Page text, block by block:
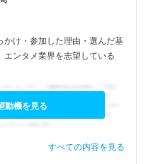
かけ・参加した理由・選んだ基
ンタメ業界を志望している
動機を見る
すべての内容を見る